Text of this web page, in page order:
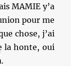
MAMIE y’a
pour me
chose, j’ai
la honte, oui